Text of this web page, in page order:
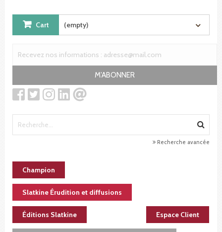
Cart (empty)
M'ABONNER
Recherche avancée
Champion
Slatkine Érudition et diffusions
Éditions Slatkine Espace Client